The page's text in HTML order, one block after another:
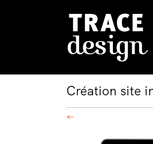
Création site
←